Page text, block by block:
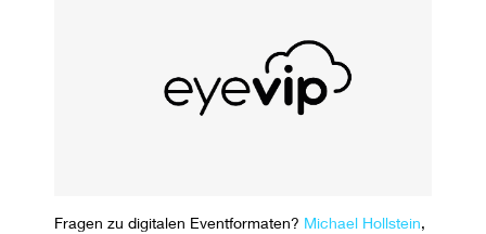
Fragen zu digitalen Eventformaten? Michael Hollstein,